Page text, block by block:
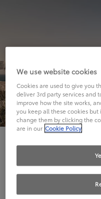
Hier geht's
We use website cookies
Cookies are used to give you
deliver 3rd party services and
improve how the site works,
you keep all these cookies
change them by clicking the
are in our Cookie Policy